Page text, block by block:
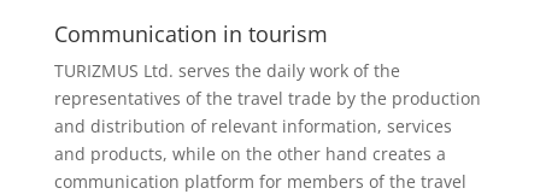
Communication in tourism
TURIZMUS Ltd. serves the daily work of the
representatives of the travel trade by the production
and distribution of relevant information, services
and products, while on the other hand creates a
communication platform for members of the travel